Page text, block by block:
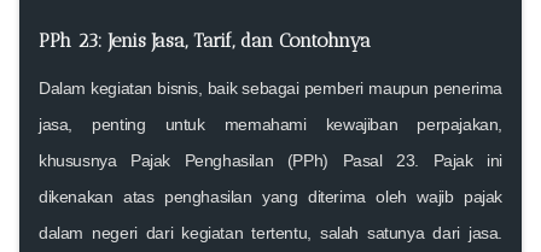
PPh 23: Jenis Jasa, Tarif, dan Contohnya
Dalam kegiatan bisnis, baik sebagai pemberi maupun penerima
jasa, penting untuk memahami kewajiban perpajakan,
khususnya Pajak Penghasilan (PPh) Pasal 23 . Pajak ini
dikenakan atas penghasilan yang diterima oleh wajib pajak
dalam negeri dari kegiatan tertentu, salah satunya dari jasa.